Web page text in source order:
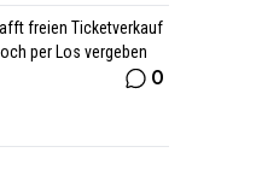
freien Ticketverkauf
per Los vergeben
0